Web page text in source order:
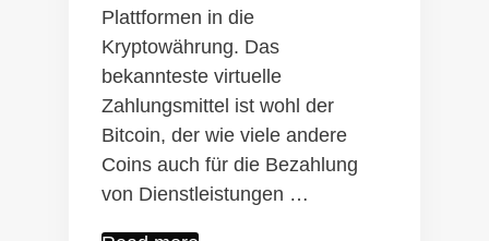
Plattformen in die
Kryptowährung. Das
bekannteste virtuelle
Zahlungsmittel ist wohl der
Bitcoin, der wie viele andere
Coins auch für die Bezahlung
von Dienstleistungen …